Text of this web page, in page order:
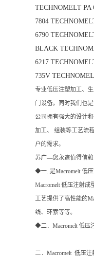
TECHNOMELT PA
7804
6790
BLACK
6217
735V
专业低压注塑加工、
门设备。同时我们也
公司拥有强大的设计
加工、 组装等工艺流
户的需求。
苏广—您永遠值得信賴
◆一. 是Macromelt 低
Macromelt 低压注射
工艺提供了高性能的
线、环索等等。
◆二．Macromelt 低压
二．Macromelt 低压